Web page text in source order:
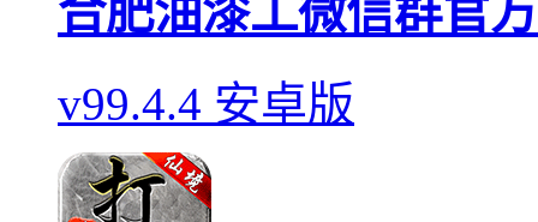
合肥油漆工微信群官
v99.4.4 安卓版